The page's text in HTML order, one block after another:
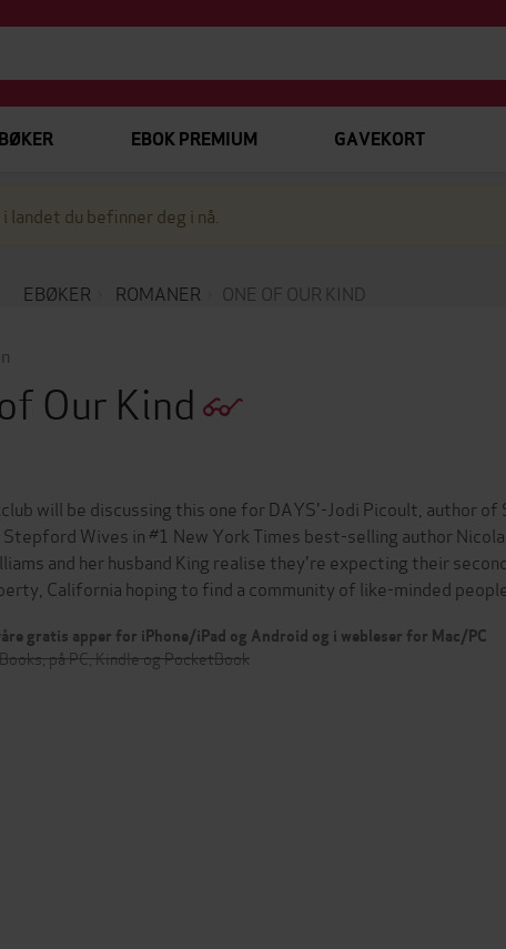
EBOK PREMIUM GAVEKORT
du befinner deg i nå.
EBØKER ROMANER ONE OF OUR KIND
Our Kind
will be discussing this one for DAYS'-Jodi Picoult, author of
Wives in #1 New York Times best-selling author
and her husband King realise they're expecting their
California hoping to find a community of like-minded
gratis apper for iPhone/iPad og Android og i webleser for Mac/PC
på PC, Kindle og PocketBook